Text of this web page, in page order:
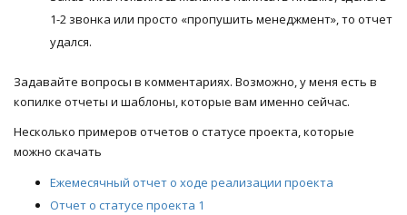
1-2 звонка или просто «пропушить менеджмент», то отчет
удался.
Задавайте вопросы в комментариях. Возможно, у меня есть в
копилке отчеты и шаблоны, которые вам именно сейчас.
Несколько примеров отчетов о статусе проекта, которые
можно скачать
Ежемесячный отчет о ходе реализации проекта
Отчет о статусе проекта 1